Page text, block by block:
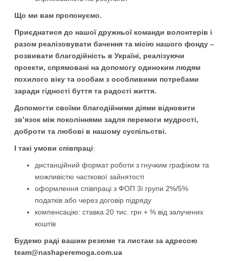
Що ми вам пропонуємо.
Приєднатися до нашої дружньої команди волонтерів і
разом реалізовувати бачення та місію нашого фонду –
розвивати благодійність в Україні, реалізуючи
проекти, спрямовані на допомогу одиноким людям
похилого віку та особам з особливими потребами
заради гідності буття та радості життя.
Допомогти своїми благодійними діями відновити
зв’язок між поколіннями задля перемоги мудрості,
доброти та любові в нашому суспільстві.
І такі умови співпраці:
дистанційний формат роботи з гнучким графіком та
можливістю часткової зайнятості
оформлення співпраці з ФОП 3ї групи 2%/5%
податків або через договір підряду
компенсацію: ставка 20 тис. грн + % від залучених
коштів
Будемо раді вашим резюме та листам за адресою
team@nashaperemoga.com.ua